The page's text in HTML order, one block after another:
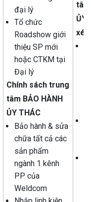
đại lý
Tổ chức
Roadshow giới
thiệu SP mới
hoặc CTKM tại
Đại lý
Chính sách trung
tâm BẢO HÀNH
ỦY THÁC
Bảo hành & sửa
chữa tất cả các
sản phẩm
ngành 1 kênh
PP của
Weldcom
ỦY
xét)